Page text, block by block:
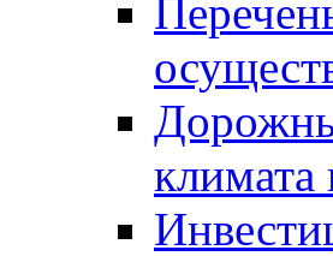
климата